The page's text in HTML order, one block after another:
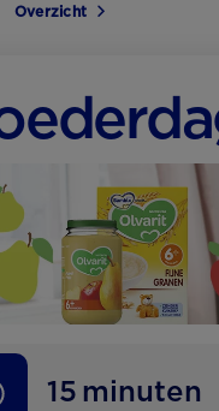
Overzicht
15 minuten